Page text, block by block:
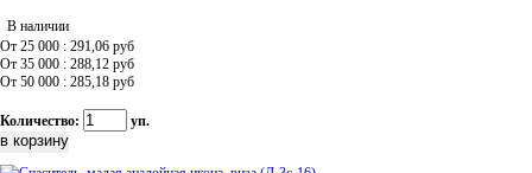
В наличии
От 25 000 : 291,06 руб
От 35 000 : 288,12 руб
От 50 000 : 285,18 руб
Количество: уп.